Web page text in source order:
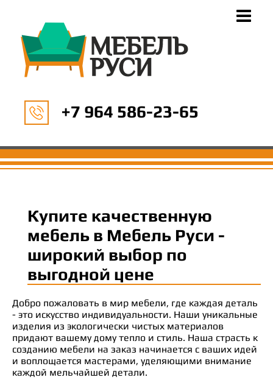
+7 964 586-23-65
Купите качественную
мебель в Мебель Руси -
широкий выбор по
выгодной цене
Добро пожаловать в мир мебели, где каждая деталь
- это искусство индивидуальности. Наши уникальные
изделия из экологически чистых материалов
придают вашему дому тепло и стиль. Наша страсть к
созданию мебели на заказ начинается с ваших идей
и воплощается мастерами, уделяющими внимание
каждой мельчайшей детали.